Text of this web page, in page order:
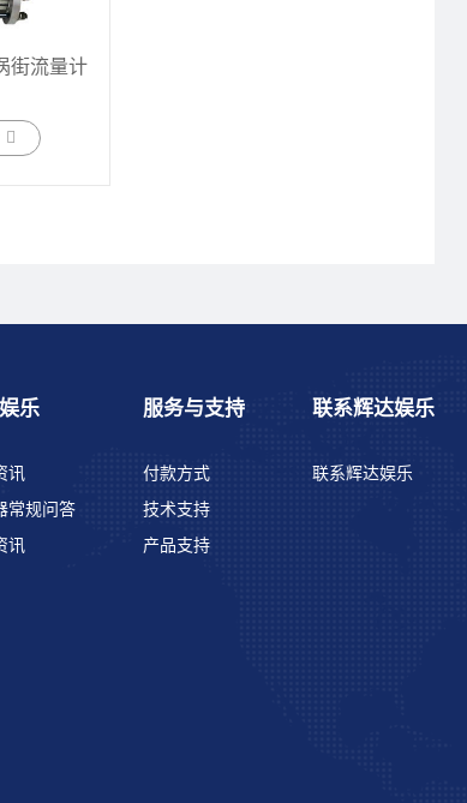
街流量计
乐
讯
常规问答
讯
服务与支持
付款方式
技术支持
产品支持
联系辉达娱乐
联系辉达娱乐